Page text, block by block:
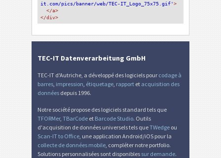
it.com/pics/banner/web/TEC-IT_Logo_75x75.gif'>
</a>
</div>
TEC-IT Datenverarbeitung GmbH
TEC-IT d'Autriche, a développé des logiciels pour codage à
barres impression étiquetage rapport et acquisition des
données depuis 1996.
Notre société propose des logiciels standard tels que
TFORMer, TBarCode et Barcode Studio. Outils
d'acquisition de données universels tels queTWedge ou
Scan-IT to Office , une application Android/iOS pour la
collecte de données mobile , compléter notre portfolio.
Solutions personnalisées sont disponibles sur demande.